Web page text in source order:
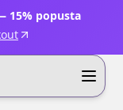
15% popusta